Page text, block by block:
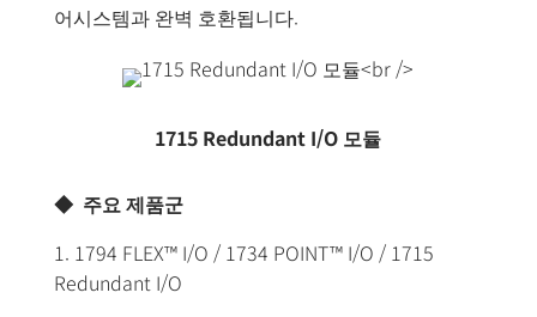
어시스템과 완벽 호환됩니다.
1715 Redundant I/O 모듈
◆ 주요 제품군
1. 1794 FLEX™ I/O / 1734 POINT™ I/O / 1715
Redundant I/O